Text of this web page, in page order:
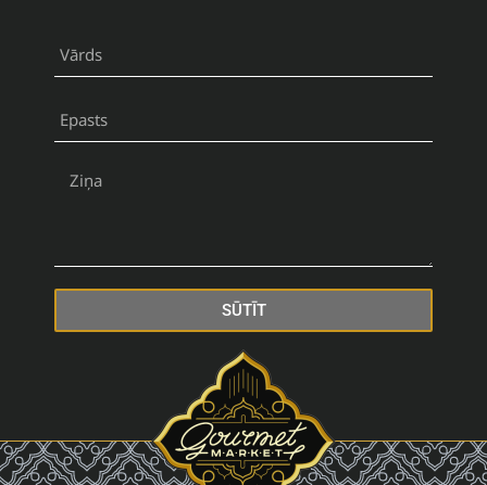
SŪTĪT